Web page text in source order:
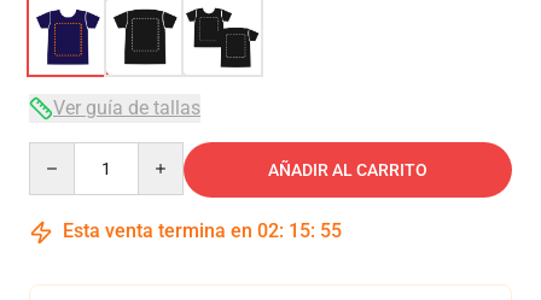
Ver guía de tallas
AÑADIR AL CARRITO
Esta venta termina en 02: 15: 54